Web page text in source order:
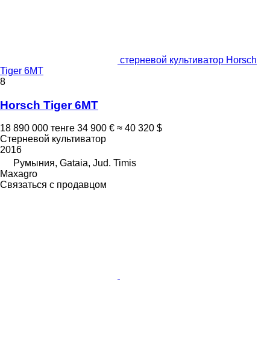
стерневой культиватор Horsch
Tiger 6MT
8
Horsch Tiger 6MT
18 890 000 тенге 34 900 € ≈ 40 320 $
Стерневой культиватор
2016
Румыния, Gataia, Jud. Timis
Maxagro
Связаться с продавцом